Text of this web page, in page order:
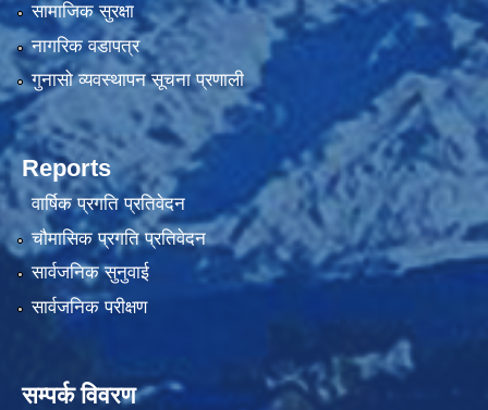
सामाजिक सुरक्षा
नागरिक वडापत्र
गुनासो व्यवस्थापन सूचना प्रणाली
Reports
वार्षिक प्रगति प्रतिवेदन
चौमासिक प्रगति प्रतिवेदन
सार्वजनिक सुनुवाई
सार्वजनिक परीक्षण
सम्पर्क विवरण